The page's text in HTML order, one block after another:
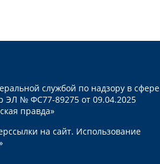
службой по надзору в сфере
ЭЛ № ФС77-89275 от 09.04.2025
правда»
на сайт. Использование